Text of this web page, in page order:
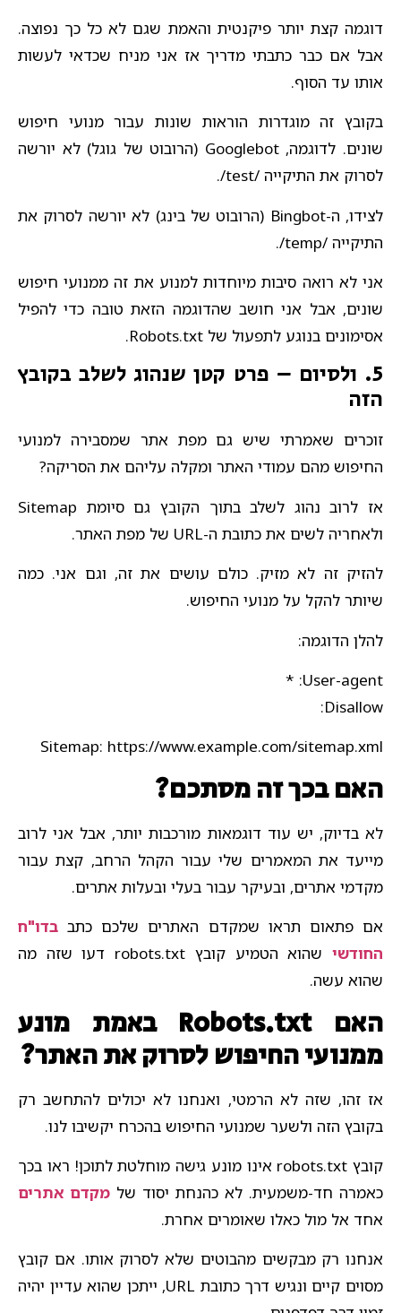
דוגמה קצת יותר פיקנטית והאמת שגם לא כל כך נפוצה.
אבל אם כבר כתבתי מדריך אז אני מניח שכדאי לעשות
אותו עד הסוף.
בקובץ זה מוגדרות הוראות שונות עבור מנועי חיפוש
שונים. לדוגמה, Googlebot (הרובוט של גוגל) לא יורשה
לסרוק את התיקייה /test/.
לצידו, ה-Bingbot (הרובוט של בינג) לא יורשה לסרוק את
התיקייה /temp/.
אני לא רואה סיבות מיוחדות למנוע את זה ממנועי חיפוש
שונים, אבל אני חושב שהדוגמה הזאת טובה כדי להפיל
אסימונים בנוגע לתפעול של Robots.txt.
5. ולסיום – פרט קטן שנהוג לשלב בקובץ
הזה
זוכרים שאמרתי שיש גם מפת אתר שמסבירה למנועי
החיפוש מהם עמודי האתר ומקלה עליהם את הסריקה?
אז לרוב נהוג לשלב בתוך הקובץ גם סיומת Sitemap
ולאחריה לשים את כתובת ה-URL של מפת האתר.
להזיק זה לא מזיק. כולם עושים את זה, וגם אני. כמה
שיותר להקל על מנועי החיפוש.
להלן הדוגמה:
User-agent: *
Disallow:
Sitemap: https://www.example.com/sitemap.xml
האם בכך זה מסתכם?
לא בדיוק, יש עוד דוגמאות מורכבות יותר, אבל אני לרוב
מייעד את המאמרים שלי עבור הקהל הרחב, קצת עבור
מקדמי אתרים, ובעיקר עבור בעלי ובעלות אתרים.
אם פתאום תראו שמקדם האתרים שלכם כתב בדו"ח
החודשי
שהוא הטמיע קובץ robots.txt דעו שזה מה
שהוא עשה.
האם Robots.txt באמת מונע
ממנועי החיפוש לסרוק את האתר?
אז זהו, שזה לא הרמטי, ואנחנו לא יכולים להתחשב רק
בקובץ הזה ולשער שמנועי החיפוש בהכרח יקשיבו לנו.
קובץ robots.txt אינו מונע גישה מוחלטת לתוכן! ראו בכך
כאמרה חד-משמעית. לא כהנחת יסוד של מקדם אתרים
אחד אל מול כאלו שאומרים אחרת.
אנחנו רק מבקשים מהבוטים שלא לסרוק אותו. אם קובץ
מסוים קיים ונגיש דרך כתובת URL, ייתכן שהוא עדיין יהיה